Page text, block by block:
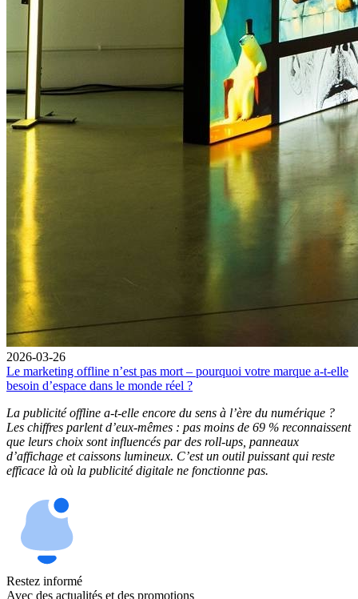
2026-03-26
Le marketing offline n’est pas mort – pourquoi votre marque a-t-elle
besoin d’espace dans le monde réel ?
La publicité offline a-t-elle encore du sens à l’ère du numérique ?
Les chiffres parlent d’eux-mêmes : pas moins de 69 % reconnaissent
que leurs choix sont influencés par des roll-ups, panneaux
d’affichage et caissons lumineux. C’est un outil puissant qui reste
efficace là où la publicité digitale ne fonctionne pas.
Restez informé
Avec des actualités et des promotions